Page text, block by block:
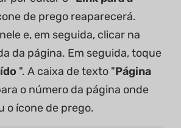
de prego reaparecerá.
e, em seguida, clicar na
da página. Em seguida, toque
". A caixa de texto "Página
o número da página onde
o ícone de prego.